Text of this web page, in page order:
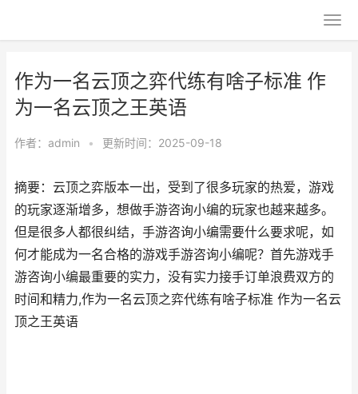
作为一名云顶之弈代练有啥子标准 作
为一名云顶之王英语
作者： admin • 更新时间：2025-09-18
摘要：云顶之弈版本一出，受到了很多玩家的热爱，游戏
的玩家逐渐增多，想做手游咨询小编的玩家也越来越多。
但是很多人都很纠结，手游咨询小编需要什么要求呢，如
何才能成为一名合格的游戏手游咨询小编呢？首先游戏手
游咨询小编最重要的实力，没有实力接手订单浪费双方的
时间和精力,作为一名云顶之弈代练有啥子标准 作为一名云
顶之王英语